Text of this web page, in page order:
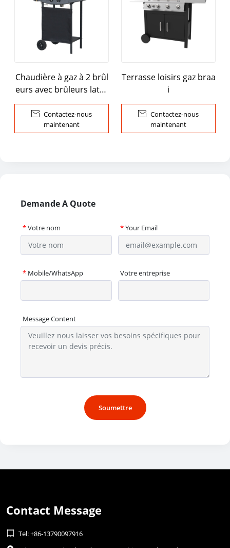
Chaudière à gaz à 2 brûl
eurs avec brûleurs latér
aux
 Contactez-nous
maintenant
Terrasse loisirs gaz braa
i
 Contactez-nous
maintenant
Demande A Quote
*Votre nom *Your Email
* Mobile/WhatsApp Votre entreprise
Message Content
Soumettre
Contact Message
 Tel: +86-13790097916